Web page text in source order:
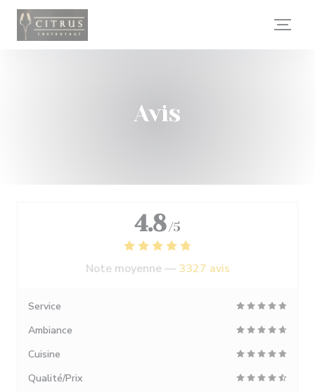
Personnalisation de vos choix en matière de cookies
Avis
4.8 /5
Note moyenne — 3327 avis
Service
Ambiance
Cuisine
Qualité/Prix